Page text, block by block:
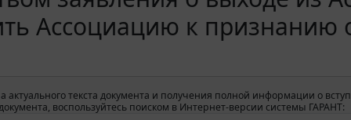
Ассоциацию к
актуального текста документа и получения полной информации о
воспользуйтесь поиском в Интернет-версии системы ГАРАНТ: